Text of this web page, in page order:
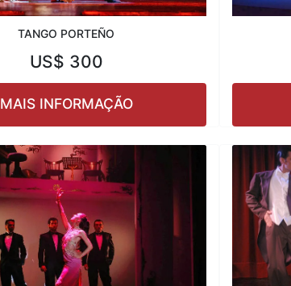
TANGO PORTEÑO
US$ 300
MAIS INFORMAÇÃO